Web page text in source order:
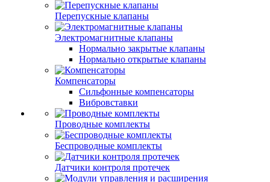
Перепускные клапаны
Электромагнитные клапаны
Нормально закрытые клапаны
Нормально открытые клапаны
Компенсаторы
Сильфонные компенсаторы
Вибровставки
Проводные комплекты
Беспроводные комплекты
Датчики контроля протечек